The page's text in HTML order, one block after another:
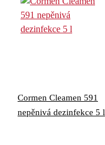
Cormen Cleamen 591
nepěnivá dezinfekce 5 l